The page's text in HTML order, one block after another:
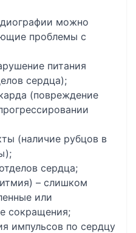
можно
проблемы с
питания
сердца);
(повреждение
(наличие рубцов в
сердца;
– слишком
или
сокращения;
импульсов по сердцу